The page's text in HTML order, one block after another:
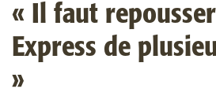
« Il faut
Express de
»